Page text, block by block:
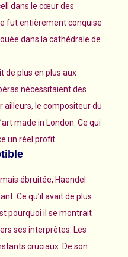
dans le cœur des
fut entièrement conquise
dans la cathédrale de
de plus en plus aux
nécessitaient des
le compositeur du
made in London. Ce qui
un réel profit.
ébruitée, Haendel
Ce qu’il avait de plus
pourquoi il se montrait
ses interprètes. Les
cruciaux. De son